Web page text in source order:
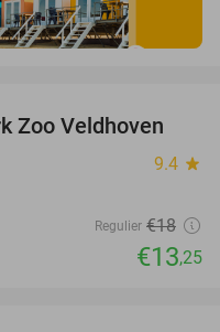
26%
Zoo Veldhoven
9.4 star
Regulier €18
€13,25